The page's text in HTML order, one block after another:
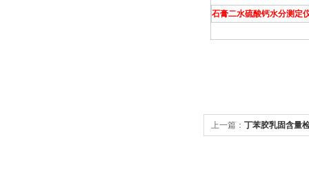
石膏二水硫酸钙水分测定
上一篇： 丁苯胶乳固含量